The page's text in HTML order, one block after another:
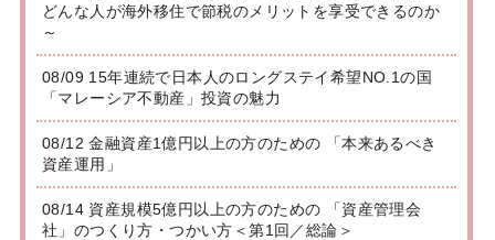
どんな人が海外移住で節税のメリットを享受できるのか
～
08/09 15年連続で日本人のロングステイ希望NO.1の国
「マレーシア不動産」投資の魅力
08/12 金融資産1億円以上の方のための 「本来あるべき
資産運用」
08/14 資産規模5億円以上の方のための 「資産管理会
社」のつくり方・つかい方＜第1回／総論＞